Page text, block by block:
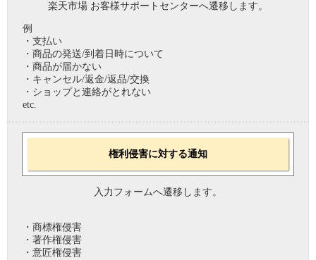
楽天市場 お客様サポートセンターへ遷移します。
例
・支払い
・商品の発送/到着日時について
・商品が届かない
・キャンセル/返金/返品/交換
・ショップと連絡がとれない
etc.
権利侵害に対する通知
入力フォームへ遷移します。
・商標権侵害
・著作権侵害
・意匠権侵害